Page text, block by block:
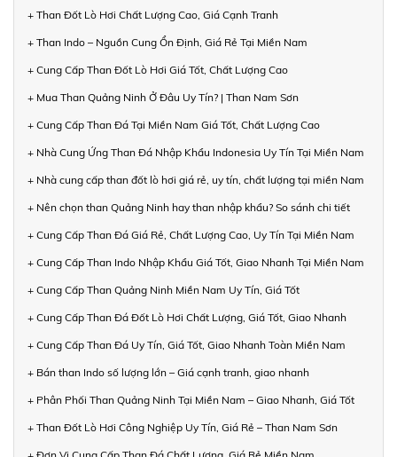
+ Than Đốt Lò Hơi Chất Lượng Cao, Giá Cạnh Tranh
+ Than Indo – Nguồn Cung Ổn Định, Giá Rẻ Tại Miền Nam
+ Cung Cấp Than Đốt Lò Hơi Giá Tốt, Chất Lượng Cao
+ Mua Than Quảng Ninh Ở Đâu Uy Tín? | Than Nam Sơn
+ Cung Cấp Than Đá Tại Miền Nam Giá Tốt, Chất Lượng Cao
+ Nhà Cung Ứng Than Đá Nhập Khẩu Indonesia Uy Tín Tại Miền Nam
+ Nhà cung cấp than đốt lò hơi giá rẻ, uy tín, chất lượng tại miền Nam
+ Nên chọn than Quảng Ninh hay than nhập khẩu? So sánh chi tiết
+ Cung Cấp Than Đá Giá Rẻ, Chất Lượng Cao, Uy Tín Tại Miền Nam
+ Cung Cấp Than Indo Nhập Khẩu Giá Tốt, Giao Nhanh Tại Miền Nam
+ Cung Cấp Than Quảng Ninh Miền Nam Uy Tín, Giá Tốt
+ Cung Cấp Than Đá Đốt Lò Hơi Chất Lượng, Giá Tốt, Giao Nhanh
+ Cung Cấp Than Đá Uy Tín, Giá Tốt, Giao Nhanh Toàn Miền Nam
+ Bán than Indo số lượng lớn – Giá cạnh tranh, giao nhanh
+ Phân Phối Than Quảng Ninh Tại Miền Nam – Giao Nhanh, Giá Tốt
+ Than Đốt Lò Hơi Công Nghiệp Uy Tín, Giá Rẻ – Than Nam Sơn